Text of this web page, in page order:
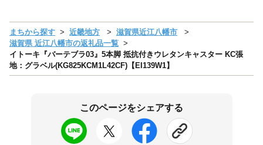
まちから探す 近畿地方
滋賀県近江八幡市
滋賀県 近江八幡市の返礼品一覧
イトーキ『バーテブラ03』5本脚 抵抗付きウレタンキャスター KC張
地：グラベル(KG825KCM1L42CF)【EI139W1】
このページをシェアする